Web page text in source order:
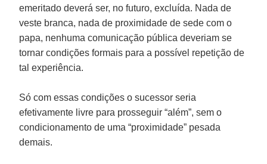
emeritado deverá ser, no futuro, excluída. Nada de
veste branca, nada de proximidade de sede com o
papa, nenhuma comunicação pública deveriam se
tornar condições formais para a possível repetição de
tal experiência.
Só com essas condições o sucessor seria
efetivamente livre para prosseguir “além”, sem o
condicionamento de uma “proximidade” pesada
demais.